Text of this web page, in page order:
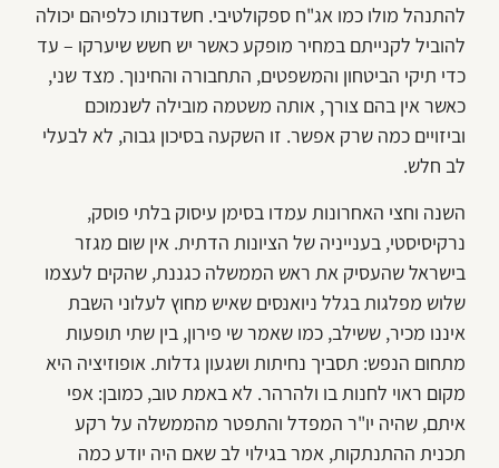
להתנהל מולו כמו אג"ח ספקולטיבי. חשדנותו כלפיהם יכולה
להוביל לקנייתם במחיר מופקע כאשר יש חשש שיערקו – עד
כדי תיקי הביטחון והמשפטים, התחבורה והחינוך. מצד שני,
כאשר אין בהם צורך, אותה משטמה מובילה לשנמוכם
וביזויים כמה שרק אפשר. זו השקעה בסיכון גבוה, לא לבעלי
לב חלש.
השנה וחצי האחרונות עמדו בסימן עיסוק בלתי פוסק,
נרקיסיסטי, בענייניה של הציונות הדתית. אין שום מגזר
בישראל שהעסיק את ראש הממשלה כגננת, שהקים לעצמו
שלוש מפלגות בגלל ניואנסים שאיש מחוץ לעלוני השבת
איננו מכיר, ששילב, כמו שאמר שי פירון, בין שתי תופעות
מתחום הנפש: תסביך נחיתות ושגעון גדלות. אופוזיציה היא
מקום ראוי לחנות בו ולהרהר. לא באמת טוב, כמובן: אפי
איתם, שהיה יו"ר המפדל והתפטר מהממשלה על רקע
תכנית ההתנתקות, אמר בגילוי לב שאם היה יודע כמה